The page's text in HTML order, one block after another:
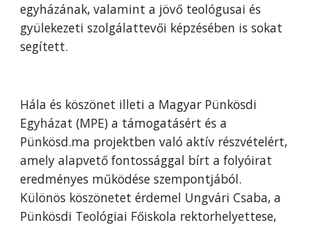
egyházának, valamint a jövő teológusai és
gyülekezeti szolgálattevői képzésében is sokat
segített.
Hála és köszönet illeti a Magyar Pünkösdi
Egyházat (MPE) a támogatásért és a
Pünkösd.ma projektben való aktív részvételért,
amely alapvető fontossággal bírt a folyóirat
eredményes működése szempontjából.
Különös köszönetet érdemel Ungvári Csaba, a
Pünkösdi Teológiai Főiskola rektorhelyettese,